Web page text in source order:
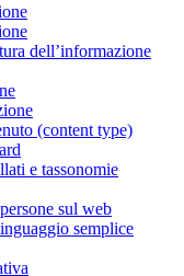
dell’informazione
(content type)
e tassonomie
sul web
semplice